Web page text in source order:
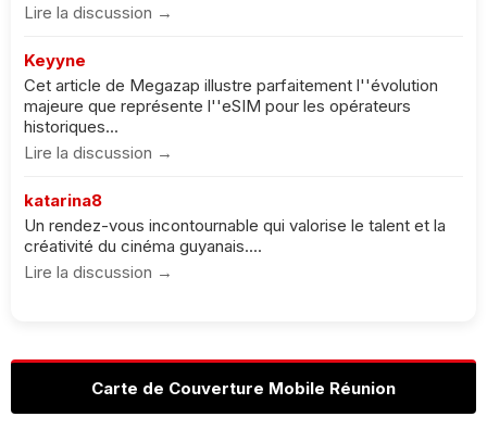
Lire la discussion →
Keyyne
Cet article de Megazap illustre parfaitement l''évolution
majeure que représente l''eSIM pour les opérateurs
historiques...
Lire la discussion →
katarina8
Un rendez-vous incontournable qui valorise le talent et la
créativité du cinéma guyanais....
Lire la discussion →
Carte de Couverture Mobile Réunion